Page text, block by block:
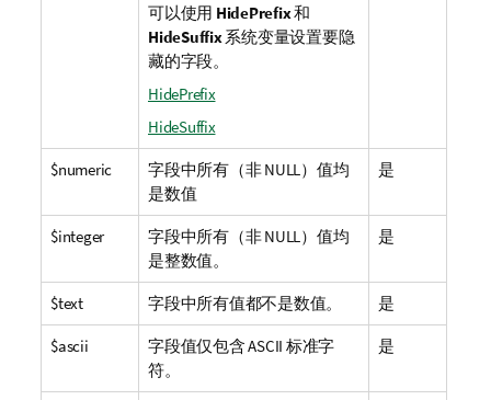
可以使用 HidePrefix和
HideSuffix系统变量设置要隐
藏的字段。
HidePrefix
HideSuffix
$numeric 字段中所有（非NULL ）值均
是数值
是
$integer 字段中所有（非NULL ）值均
是整数值。
是
$text 字段中所有值都不是数值。 是
$ascii
字段值仅包含 ASCII 标准字
符。
是